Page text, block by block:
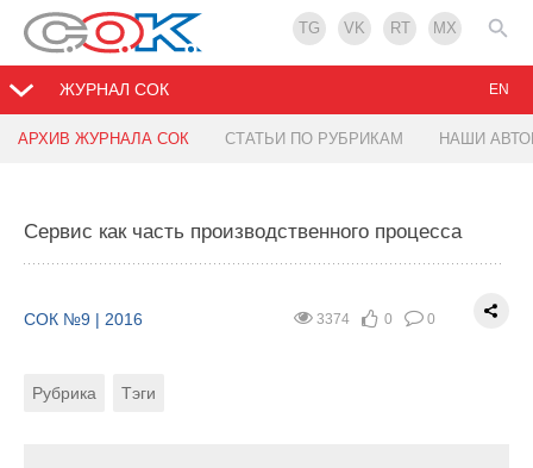
TG VK RT MX
ЖУРНАЛ СОК
АРХИВ ЖУРНАЛА СОК СТАТЬИ ПО РУБРИКАМ НАШИ
EN
Сервис как часть производственного процесса
3374 0 0
СОК №9 | 2016
Рубрика Тэги
7346 4 0
СОК №9 | 2016 9584 15 7
СОК №9 | 2016